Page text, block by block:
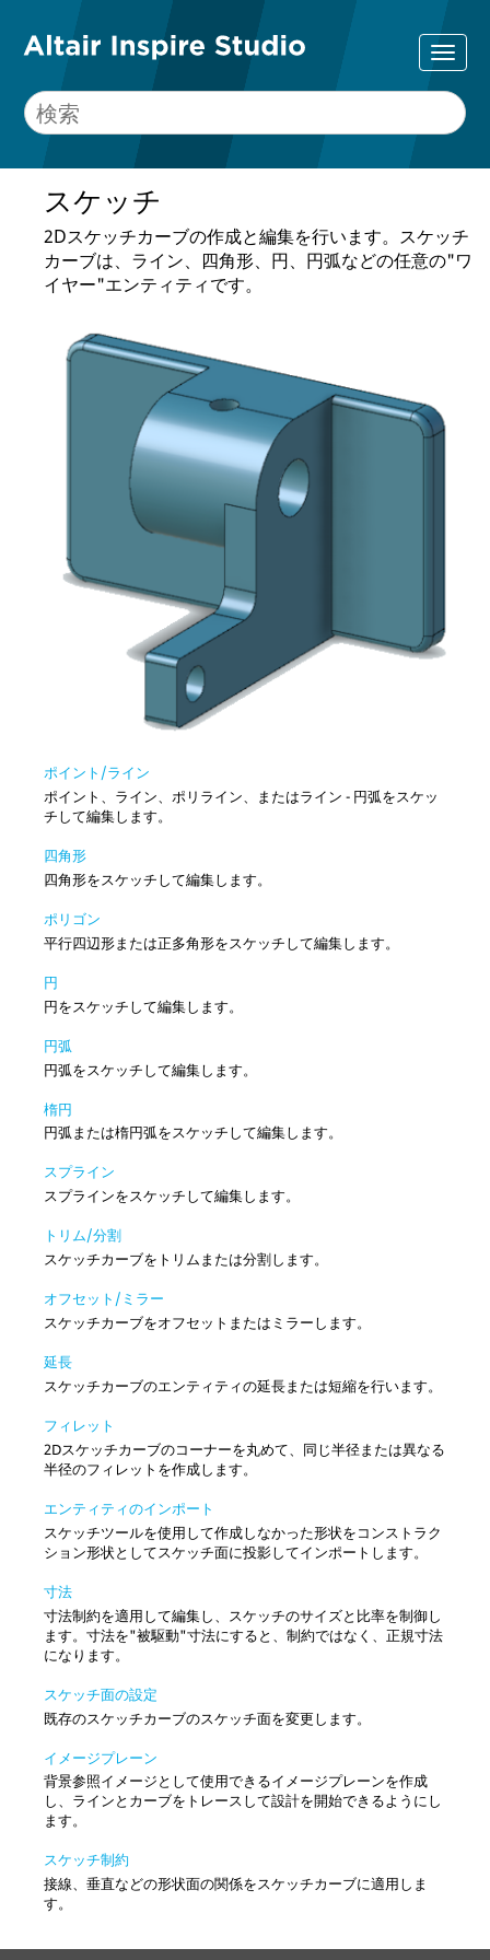
スケッチ
2Dスケッチカーブの作成と編集を行います。スケッチ
カーブは、ライン、四角形、円、円弧などの任意の"ワ
イヤー"エンティティです。
ポイント/ライン
ポイント、ライン、ポリライン、またはライン - 円弧をスケッ
チして編集します。
四角形
四角形をスケッチして編集します。
ポリゴン
平行四辺形または正多角形をスケッチして編集します。
円
円をスケッチして編集します。
円弧
円弧をスケッチして編集します。
楕円
円弧または楕円弧をスケッチして編集します。
スプライン
スプラインをスケッチして編集します。
トリム/分割
スケッチカーブをトリムまたは分割します。
オフセット/ミラー
スケッチカーブをオフセットまたはミラーします。
延長
スケッチカーブのエンティティの延長または短縮を行います。
フィレット
2Dスケッチカーブのコーナーを丸めて、同じ半径または異なる
半径のフィレットを作成します。
エンティティのインポート
スケッチツールを使用して作成しなかった形状をコンストラク
ション形状としてスケッチ面に投影してインポートします。
寸法
寸法制約を適用して編集し、スケッチのサイズと比率を制御し
ます。寸法を"被駆動"寸法にすると、制約ではなく、正規寸法
になります。
スケッチ面の設定
既存のスケッチカーブのスケッチ面を変更します。
イメージプレーン
背景参照イメージとして使用できるイメージプレーンを作成
し、ラインとカーブをトレースして設計を開始できるようにし
ます。
スケッチ制約
接線、垂直などの形状面の関係をスケッチカーブに適用しま
す。